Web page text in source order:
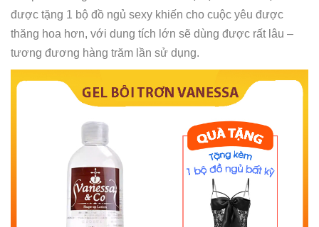
được tặng 1 bộ đồ ngủ sexy khiến cho cuộc yêu được
thăng hoa hơn, với dung tích lớn sẽ dùng được rất lâu –
tương đương hàng trăm lần sử dụng.